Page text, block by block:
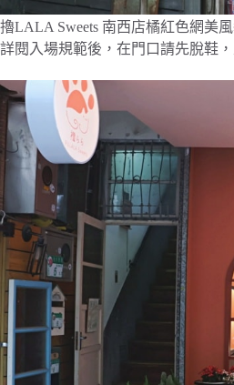
擼LALA Sweets 南西店橘紅色網美
詳閱入場規範後，在門口請先脫鞋